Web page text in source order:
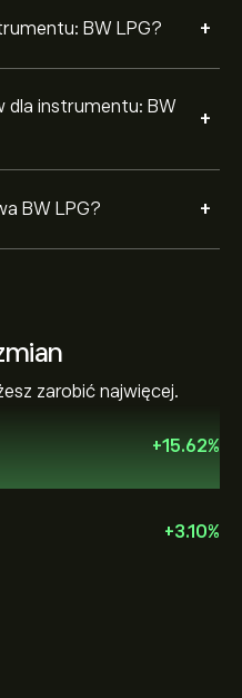
BW LPG? +
dla instrumentu: BW
+
BW LPG? +
zarobić najwięcej.
+15.62%
+3.10%